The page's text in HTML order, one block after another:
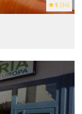
5 (34)